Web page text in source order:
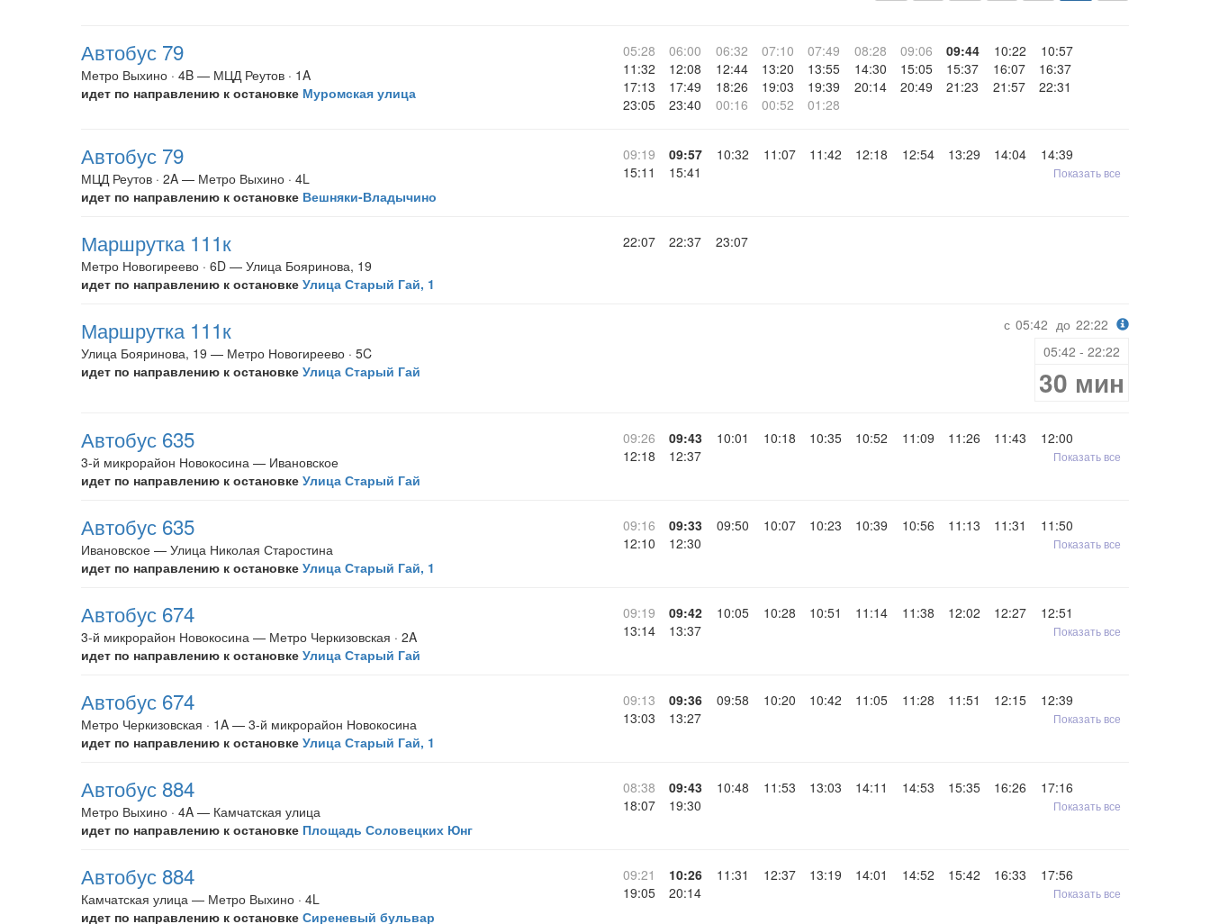
Автобус 79
Метро Выхино · 4B — МЦД Реутов · 1A
идет по направлению к остановке Муромская улица
05:28 06:00 06:32 07:10 07:49 08:28 09:06 09:44 10:22
10:57
11:32
12:08 12:44 13:20 13:55 14:30 15:05 15:37 16:07
16:37
17:13
17:49 18:26 19:03 19:39 20:14 20:49 21:23 21:57
22:31
23:05
23:40 00:16 00:52 01:28
Автобус 79
МЦД Реутов · 2A — Метро Выхино · 4L
идет по направлению к остановке Вешняки-Владычино
09:19 09:57 10:32 11:07 11:42 12:18 12:54 13:29 14:04
14:39
15:11
15:41 Показать все
Маршрутка 111к
Метро Новогиреево · 6D — Улица Бояринова, 19
идет по направлению к остановке Улица Старый Гай, 1
22:07 22:37 23:07
Маршрутка 111к
Улица Бояринова, 19 — Метро Новогиреево · 5C
идет по направлению к остановке Улица Старый Гай
с 05:42 до 22:22
05:42 - 22:22
30 мин
Автобус 635
3-й микрорайон Новокосина — Ивановское
идет по направлению к остановке Улица Старый Гай
09:26 09:43 10:01 10:18 10:35 10:52 11:09 11:26 11:43
12:00
12:18
12:37 Показать все
Автобус 635
Ивановское — Улица Николая Старостина
идет по направлению к остановке Улица Старый Гай, 1
09:16 09:33 09:50 10:07 10:23 10:39 10:56 11:13 11:31
11:50
12:10
12:30 Показать все
Автобус 674
3-й микрорайон Новокосина — Метро Черкизовская · 2A
идет по направлению к остановке Улица Старый Гай
09:19 09:42 10:05 10:28 10:51 11:14 11:38 12:02 12:27
12:51
13:14
13:37 Показать все
Автобус 674
Метро Черкизовская · 1A — 3-й микрорайон Новокосина
идет по направлению к остановке Улица Старый Гай, 1
09:13 09:36 09:58 10:20 10:42 11:05 11:28 11:51 12:15
12:39
13:03
13:27 Показать все
Автобус 884
Метро Выхино · 4A — Камчатская улица
идет по направлению к остановке Площадь Соловецких Юнг
08:38 09:43 10:48 11:53 13:03 14:11 14:53 15:35 16:26
17:16
18:07
19:30 Показать все
Автобус 884
Камчатская улица — Метро Выхино · 4L
идет по направлению к остановке Сиреневый бульвар
09:21 10:26 11:31 12:37 13:19 14:01 14:52 15:42 16:33
17:56
19:05
20:14 Показать все